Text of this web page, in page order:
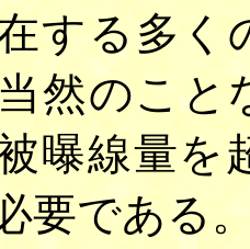
する多く
然のこと
曝線量を
要である